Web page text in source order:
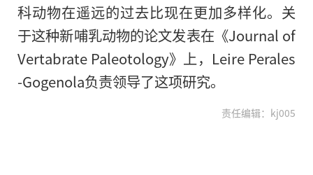
科动物在遥远的过去比现在更加多样化。关
于这种新哺乳动物的论文发表在《Journal of
Vertabrate Paleotology》上，Leire Perales
-Gogenola负责领导了这项研究。
责任编辑：kj005